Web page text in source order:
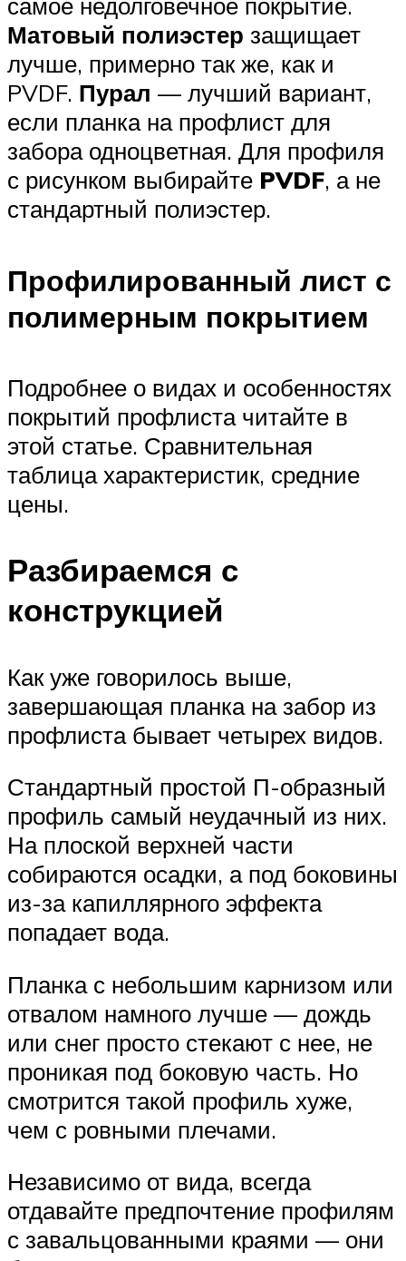
Матовый полиэстер защищает
лучше, примерно так же, как и
PVDF. Пурал — лучший вариант,
если планка на профлист для
забора одноцветная. Для профиля
с рисунком выбирайте PVDF, а не
стандартный полиэстер.
Профилированный лист с
полимерным покрытием
Подробнее о видах и особенностях
покрытий профлиста читайте в
этой статье. Сравнительная
таблица характеристик, средние
цены.
Разбираемся с
конструкцией
Как уже говорилось выше,
завершающая планка на забор из
профлиста бывает четырех видов.
Стандартный простой П-образный
профиль самый неудачный из них.
На плоской верхней части
собираются осадки, а под боковины
из-за капиллярного эффекта
попадает вода.
Планка с небольшим карнизом или
отвалом намного лучше — дождь
или снег просто стекают с нее, не
проникая под боковую часть. Но
смотрится такой профиль хуже,
чем с ровными плечами.
Независимо от вида, всегда
отдавайте предпочтение профилям
с завальцованными краями — они